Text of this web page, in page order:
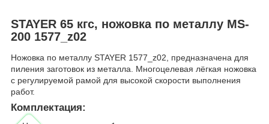
STAYER 65 кгс, ножовка по металлу MS-
200 1577_z02
Ножовка по металлу STAYER 1577_z02, предназначена для
пиления заготовок из металла. Многоцелевая лёгкая ножовка
с регулируемой рамой для высокой скорости выполнения
работ.
Комплектация: